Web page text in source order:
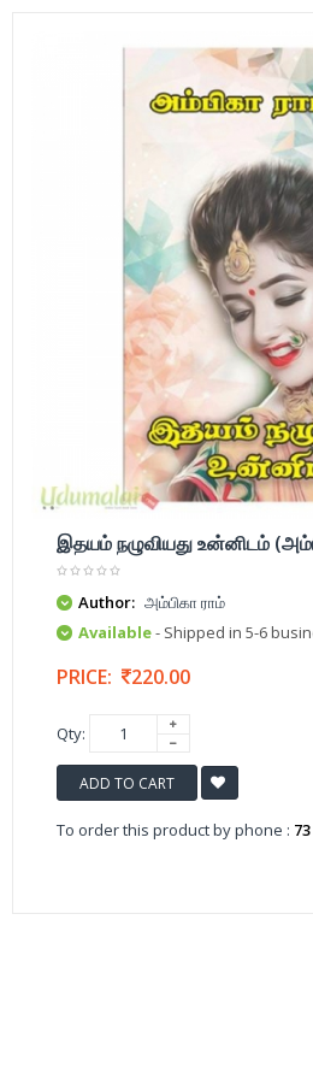
இதயம் நழுவியது உன்னிடம்
Author: அம்பிகா ராம்
Available- Shipped in 5-6
PRICE: 220.00
Qty:
ADD TO CART
To order this product by phone :